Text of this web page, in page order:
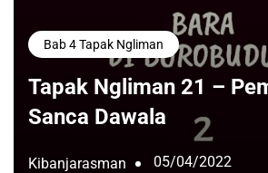
Bab 4 Tapak Ngliman
Tapak Ngliman 21 –
Sanca Dawala
Kibanjarasman 05/04/2022